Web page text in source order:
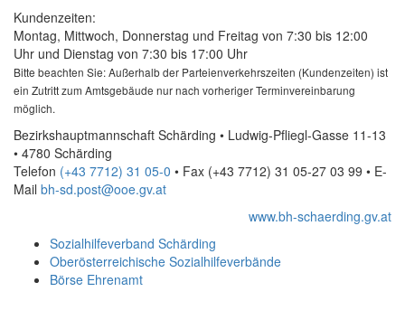
Kundenzeiten:
Montag, Mittwoch, Donnerstag und Freitag von 7:30 bis 12:00
Uhr und Dienstag von 7:30 bis 17:00 Uhr
Bitte beachten Sie: Außerhalb der Parteienverkehrszeiten (Kundenzeiten) ist
ein Zutritt zum Amtsgebäude nur nach vorheriger Terminvereinbarung
möglich.
Bezirkshauptmannschaft Schärding • Ludwig-Pfliegl-Gasse 11-13
• 4780 Schärding
Telefon (+43 7712) 31 05-0 • Fax (+43 7712) 31 05-27 03 99 • E-
Mail bh-sd.post@ooe.gv.at
www.bh-schaerding.gv.at
Sozialhilfeverband Schärding
Oberösterreichische Sozialhilfeverbände
Börse Ehrenamt